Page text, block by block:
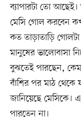
ব্যাপারটা তো
মেসি গোল করবেন
কত তাড়াতাড়ি
মানুষের ভালোবাসা
বুঝতেই পারছেন,
বাঁশির পর মাঠ থেকে
জানিয়েছে মেসিকে।
পারতেন না।